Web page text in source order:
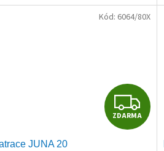
Z
D
ZDARMA
JUNA 20
Kód: 6064/80X